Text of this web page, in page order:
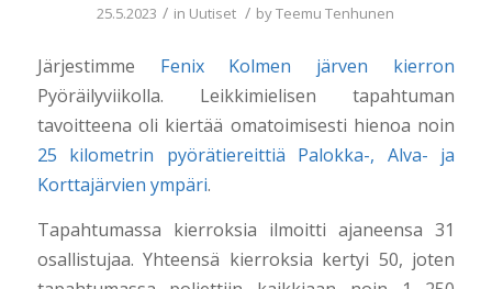
25.5.2023 / in Uutiset / byTeemu Tenhunen
Järjestimme Fenix Kolmen järven kierron
Pyöräilyviikolla. Leikkimielisen tapahtuman
tavoitteena oli kiertää omatoimisesti hienoa noin
25 kilometrin pyörätiereittiä Palokka-, Alva- ja
Korttajärvien ympäri.
Tapahtumassa kierroksia ilmoitti ajaneensa 31
osallistujaa. Yhteensä kierroksia kertyi 50, joten